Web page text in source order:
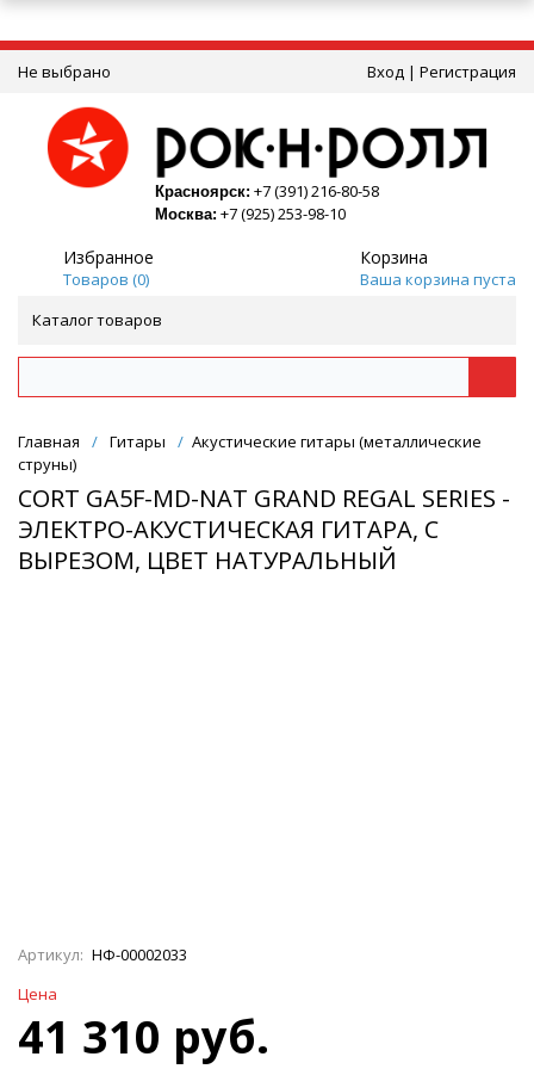
Не выбрано Вход | Регистрация
Красноярск: +7 (391) 216-80-58
Москва: +7 (925) 253-98-10
Избранное
Товаров (0)
Корзина
Ваша корзина пуста
Каталог товаров
Главная / Гитары / Акустические гитары (металлические
струны)
CORT GA5F-MD-NAT GRAND REGAL SERIES -
ЭЛЕКТРО-АКУСТИЧЕСКАЯ ГИТАРА, С
ВЫРЕЗОМ, ЦВЕТ НАТУРАЛЬНЫЙ
Артикул: НФ-00002033
Цена
41 310 руб.